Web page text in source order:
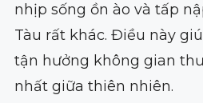
nhịp sống ồn ào và tấp
Tàu rất khác. Điều này
tận hưởng không gian
nhất giữa thiên nhiên.